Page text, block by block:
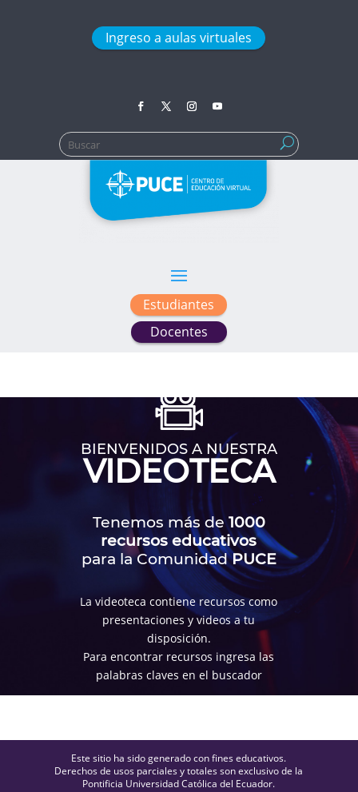
Ingreso a aulas virtuales
Buscar:
Estudiantes
Docentes
BIENVENIDOS A NUESTRA
VIDEOTECA
Tenemos más de1000
recursos educativos
para la ComunidadPUCE
La videoteca contiene recursos como
presentaciones y videos a tu
disposición.
Para encontrar recursos ingresa las
palabras claves en el buscador
Este sitio ha sido generado con fines educativos.
Derechos de usos parciales y totales son exclusivo de la
Pontificia Universidad Católica del Ecuador.